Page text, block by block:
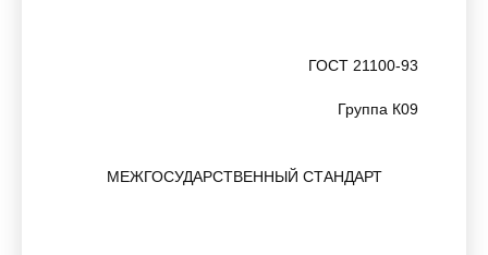
ГОСТ 21100-93
Группа К09
МЕЖГОСУДАРСТВЕННЫЙ СТАНДАРТ